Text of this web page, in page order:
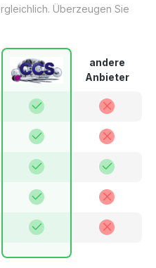
Überzeugen Sie
andere
Anbieter